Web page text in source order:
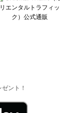
ント！